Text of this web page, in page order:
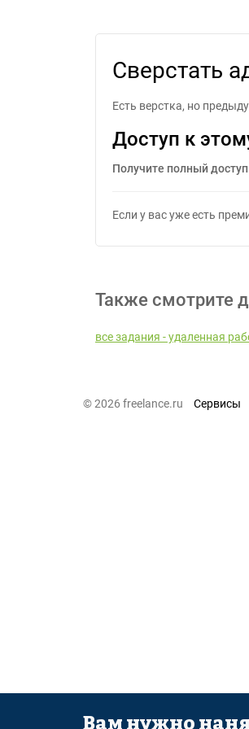
Сверстать
Есть верстка, но
Доступ к
Получите полный
Если у вас уже есть
Также смотрите
все задания - удаленная
© 2026 freelance.ru Сервисы
Вам нужно